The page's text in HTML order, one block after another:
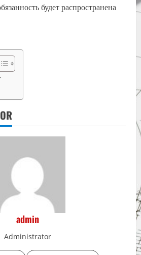
будет распространена
admin
Administrator